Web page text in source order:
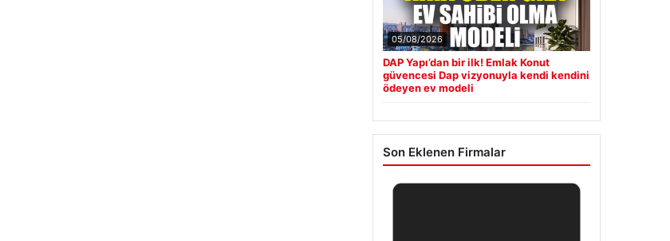
05/08/2026
DAP Yapı’dan bir ilk! Emlak Konut
güvencesi Dap vizyonuyla kendi kendini
ödeyen ev modeli
Son Eklenen Firmalar